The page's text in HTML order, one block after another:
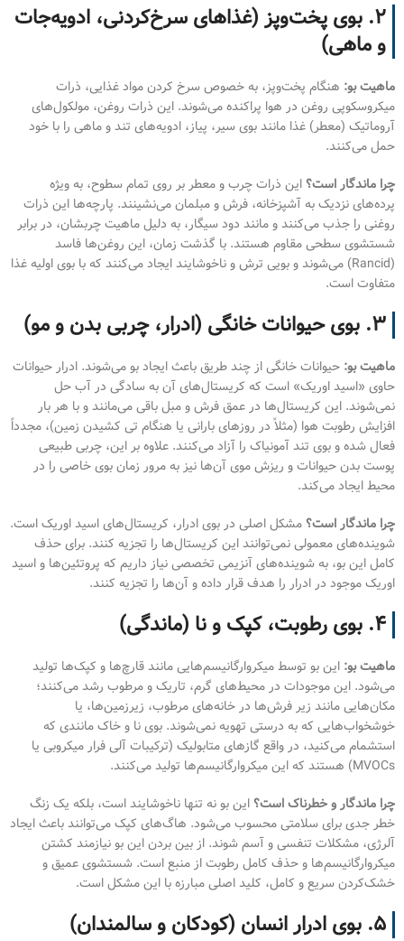
۲. بوی پخت‌وپز (غذاهای سرخ‌کردنی، ادویه‌جات
و ماهی)
ماهیت بو: هنگام پخت‌وپز، به خصوص سرخ کردن مواد غذایی، ذرات
میکروسکوپی روغن در هوا پراکنده می‌شوند. این ذرات روغن، مولکول‌های
آروماتیک (معطر) غذا مانند بوی سیر، پیاز، ادویه‌های تند و ماهی را با خود
حمل می‌کنند.
چرا ماندگار است؟این ذرات چرب و معطر بر روی تمام سطوح، به ویژه
پرده‌های نزدیک به آشپزخانه، فرش و مبلمان می‌نشینند. پارچه‌ها این ذرات
روغنی را جذب می‌کنند و مانند دود سیگار، به دلیل ماهیت چربشان، در برابر
شستشوی سطحی مقاوم هستند. با گذشت زمان، این روغن‌ها فاسد
(Rancid) می‌شوند و بویی ترش و ناخوشایند ایجاد می‌کنند که با بوی اولیه غذا
متفاوت است.
۳. بوی حیوانات خانگی (ادرار، چربی بدن و مو)
ماهیت بو: حیوانات خانگی از چند طریق باعث ایجاد بو می‌شوند. ادرار حیوانات
حاوی «اسید اوریک» است که کریستال‌های آن به سادگی در آب حل
نمی‌شوند. این کریستال‌ها در عمق فرش و مبل باقی می‌مانند و با هر بار
افزایش رطوبت هوا (مثلاً در روزهای بارانی یا هنگام تی کشیدن زمین)، مجدداً
فعال شده و بوی تند آمونیاک را آزاد می‌کنند. علاوه بر این، چربی طبیعی
پوست بدن حیوانات و ریزش موی آن‌ها نیز به مرور زمان بوی خاصی را در
محیط ایجاد می‌کند.
چرا ماندگار است؟مشکل اصلی در بوی ادرار، کریستال‌های اسید اوریک است.
شوینده‌های معمولی نمی‌توانند این کریستال‌ها را تجزیه کنند. برای حذف
کامل این بو، به شوینده‌های آنزیمی تخصصی نیاز داریم که پروتئین‌ها و اسید
اوریک موجود در ادرار را هدف قرار داده و آن‌ها را تجزیه کنند.
۴. بوی رطوبت، کپک و نا (ماندگی)
ماهیت بو: این بو توسط میکروارگانیسم‌هایی مانند قارچ‌ها و کپک‌ها تولید
می‌شود. این موجودات در محیط‌های گرم، تاریک و مرطوب رشد می‌کنند؛
مکان‌هایی مانند زیر فرش‌ها در خانه‌های مرطوب، زیرزمین‌ها، یا
خوشخواب‌هایی که به درستی تهویه نمی‌شوند. بوی نا و خاک مانندی که
استشمام می‌کنید، در واقع گازهای متابولیک (ترکیبات آلی فرار میکروبی یا
MVOCs) هستند که این میکروارگانیسم‌ها تولید می‌کنند.
چرا ماندگار و خطرناک است؟این بو نه تنها ناخوشایند است، بلکه یک زنگ
خطر جدی برای سلامتی محسوب می‌شود. هاگ‌های کپک می‌توانند باعث ایجاد
آلرژی، مشکلات تنفسی و آسم شوند. از بین بردن این بو نیازمند کشتن
میکروارگانیسم‌ها و حذف کامل رطوبت از منبع است. شستشوی عمیق و
خشک‌کردن سریع و کامل، کلید اصلی مبارزه با این مشکل است.
۵. بوی ادرار انسان (کودکان و سالمندان)